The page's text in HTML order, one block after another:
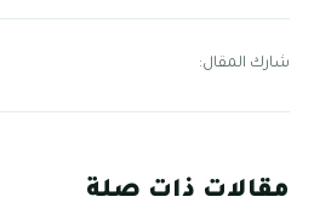
شارك المقال:
مقالات ذات صلة